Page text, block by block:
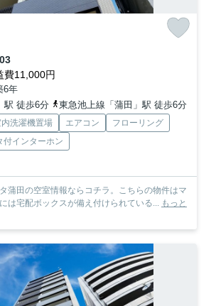
費11,000円
6年
駅 徒歩6分
東急池上線「蒲田」駅 徒歩6分
洗濯機置場 エアコン
フローリング
付インターホン
蒲田の空室情報ならコチラ。こちらの物件はマ
は宅配ボックスが備え付けられている... もっと